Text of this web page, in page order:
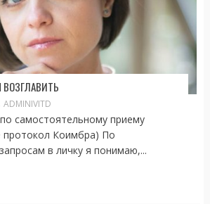
ВОЗГЛАВИТЬ
ADMINIVITD
самостоятельному приему
протокол Коимбра) По
в личку я понимаю,...